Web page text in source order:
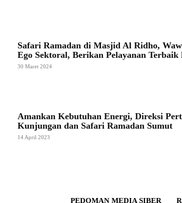
Safari Ramadan di Masjid Al Ridho,
Ego Sektoral, Berikan Pelayanan
30 Maret 2024
Amankan Kebutuhan Energi, Direksi
Kunjungan dan Safari Ramadan Sumut
14 April 2023
PEDOMAN MEDIA SIBER